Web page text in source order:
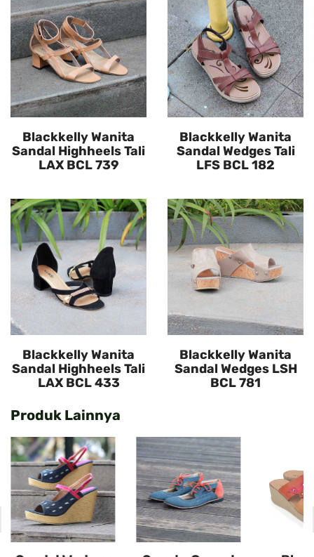
Blackkelly Wanita
Sandal Highheels Tali
LAX BCL 739
Blackkelly Wanita
Sandal Wedges Tali
LFS BCL 182
Blackkelly Wanita
Sandal Highheels Tali
LAX BCL 433
Blackkelly Wanita
Sandal Wedges LSH
BCL 781
Produk Lainnya